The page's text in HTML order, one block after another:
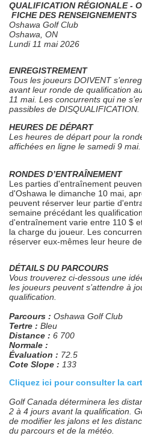
QUALIFICATION RÉGIONALE -
FICHE DES RENSEIGNEMENTS
Oshawa Golf Club
Oshawa, ON
Lundi 11 mai 2026
ENREGISTREMENT
Tous les joueurs DOIVENT
avant leur ronde de qualification
11 mai. Les concurrents qui ne
passibles de DISQUALIFICATION.
HEURES DE DÉPART
Les heures de départ pour la
affichées en ligne le samedi 9 mai.
RONDES D’ENTRAÎNEMENT
Les parties d'entraînement
d'Oshawa le dimanche 10 mai,
peuvent réserver leur partie
semaine précédant les
d'entraînement varie entre 110 $
la charge du joueur. Les
réserver eux-mêmes leur heure
DÉTAILS DU PARCOURS
Vous trouverez ci-dessous une
les joueurs peuvent s’attendre à
qualification.
Parcours : Oshawa Golf Club
Tertre : Bleu
Distance : 6 700
Normale :
Évaluation : 72.5
Cote Slope : 133
Cliquez ici pour consulter la
Golf Canada déterminera les
2 à 4 jours avant la qualification.
de modifier les jalons et les
du parcours et de la météo.